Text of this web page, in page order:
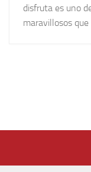
disfruta es uno
maravillosos